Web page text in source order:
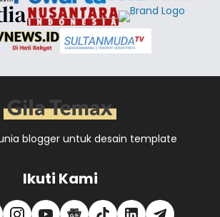
blogger untuk desain template
Ikuti Kami